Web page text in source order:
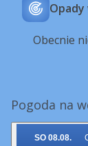
Obecnie
Pogoda na
SO 08.08.